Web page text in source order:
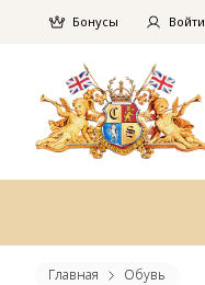
Бонусы Войти
Главная Обувь